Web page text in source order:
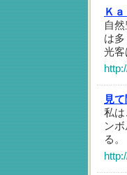
Ｋ
自
は
光客
見
私
ン
る。